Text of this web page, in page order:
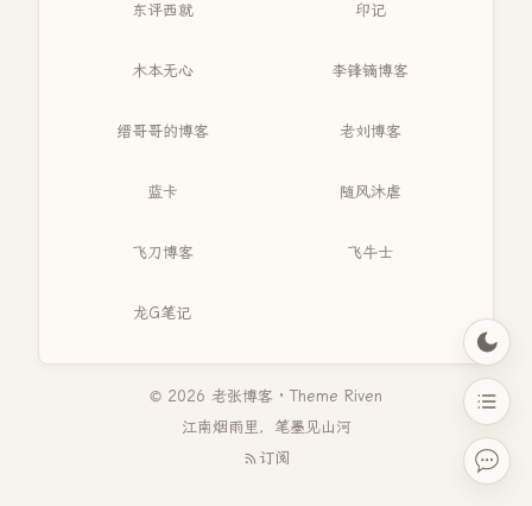
东评西就 印记
木本无心 李锋镝博客
缙哥哥的博客 老刘博客
蓝卡 随风沐虐
飞刀博客 飞牛士
龙G笔记
© 2026 老张博客 · Theme Riven
江南烟雨里，笔墨见山河
订阅